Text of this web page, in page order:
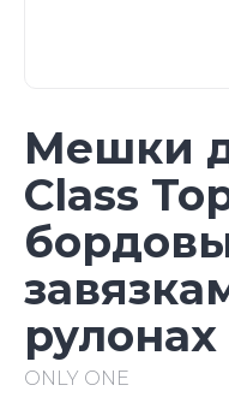
Мешки
Class
ONLY ONE